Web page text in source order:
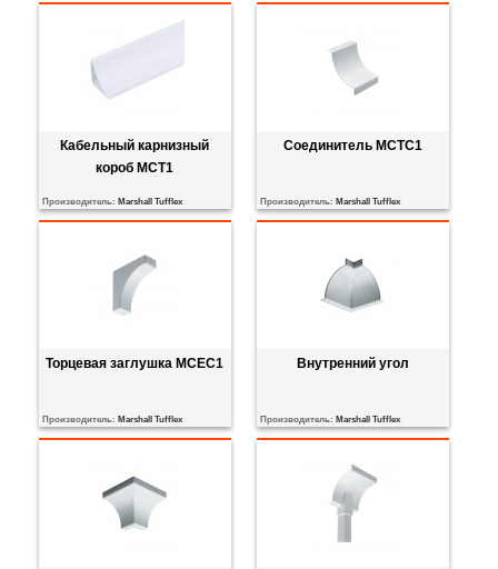
Кабельный карнизный
короб MCT1
Производитель: Marshall Tufflex
Соединитель MCTC1
Производитель: Marshall Tufflex
Торцевая заглушка MCEC1
Производитель: Marshall Tufflex
Внутренний угол
Производитель: Marshall Tufflex